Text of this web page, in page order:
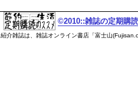
©2010::雑誌の定期購
紹介雑誌は、雑誌オンライン書店「富士山